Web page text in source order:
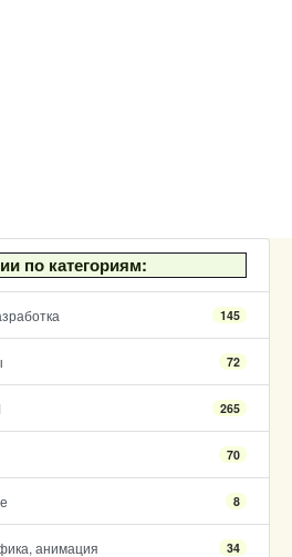
по категориям:
145
72
265
70
8
анимация 34